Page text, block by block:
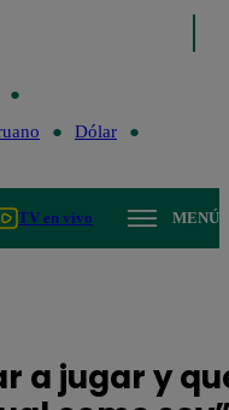
Dólar
TV en vivo MENÚ
a jugar y